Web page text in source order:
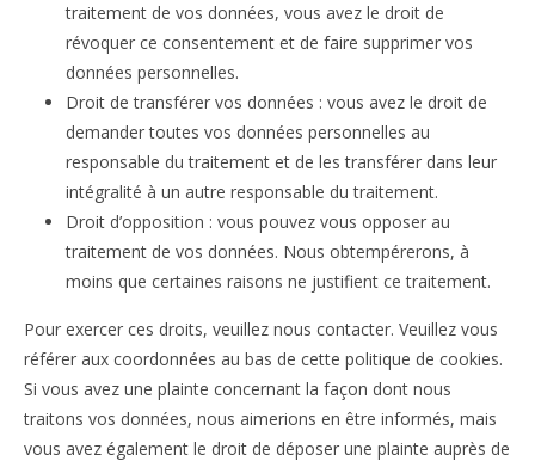
traitement de vos données, vous avez le droit de
révoquer ce consentement et de faire supprimer vos
données personnelles.
Droit de transférer vos données : vous avez le droit de
demander toutes vos données personnelles au
responsable du traitement et de les transférer dans leur
intégralité à un autre responsable du traitement.
Droit d’opposition : vous pouvez vous opposer au
traitement de vos données. Nous obtempérerons, à
moins que certaines raisons ne justifient ce traitement.
Pour exercer ces droits, veuillez nous contacter. Veuillez vous
référer aux coordonnées au bas de cette politique de cookies.
Si vous avez une plainte concernant la façon dont nous
traitons vos données, nous aimerions en être informés, mais
vous avez également le droit de déposer une plainte auprès de